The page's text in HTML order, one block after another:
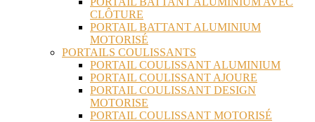
CLÔTURE
PORTAIL BATTANT ALUMINIUM
MOTORISÉ
PORTAILS COULISSANTS
PORTAIL COULISSANT ALUMINIUM
PORTAIL COULISSANT AJOURE
PORTAIL COULISSANT DESIGN
MOTORISE
PORTAIL COULISSANT MOTORISÉ